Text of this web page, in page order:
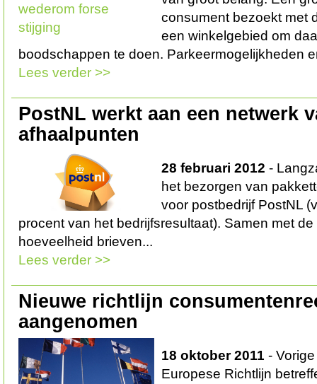
consument bezoekt met
een winkelgebied om
boodschappen te doen. Parkeermogelijkheden
Lees verder >>
PostNL werkt aan een netwerk
afhaalpunten
28 februari 2012 -
het bezorgen van
voor postbedrijf PostNL
procent van het bedrijfsresultaat). Samen met
hoeveelheid brieven...
Lees verder >>
Nieuwe richtlijn
aangenomen
18 oktober 2011 -
Europese Richtlijn